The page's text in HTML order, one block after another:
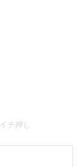
イチ押し